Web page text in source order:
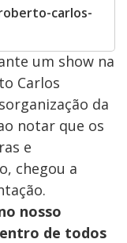
carlos-
um show na
Carlos
da
notar que os
e
chegou a
nosso
de todos